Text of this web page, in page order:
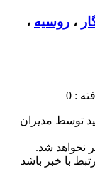
، روسیه ،
: 0
توسط مدیران
نخواهد شد.
با خبر باشد